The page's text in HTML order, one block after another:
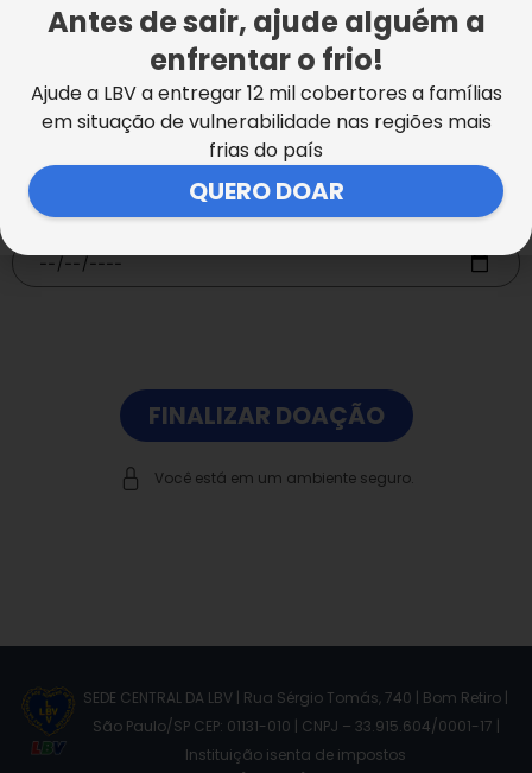
FINALIZAR DOAÇÃO
Você está em um ambiente seguro.
SEDE CENTRAL DA LBV | Rua Sérgio Tomás, 740 | Bom Retiro |
São Paulo/SP CEP: 01131-010 | CNPJ – 33.915.604/0001-17 |
Instituição isenta de impostos
Antes de sair, ajude alguém a
enfrentar o frio!
Ajude a LBV a entregar 12 mil cobertores a famílias
em situação de vulnerabilidade nas regiões mais
frias do país
QUERO DOAR